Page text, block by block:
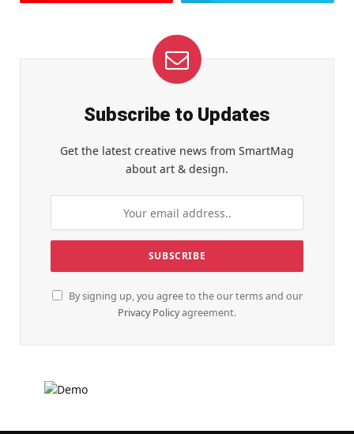
Subscribe to Updates
Get the latest creative news from SmartMag
about art & design.
By signing up, you agree to the our terms and our
Privacy Policyagreement.